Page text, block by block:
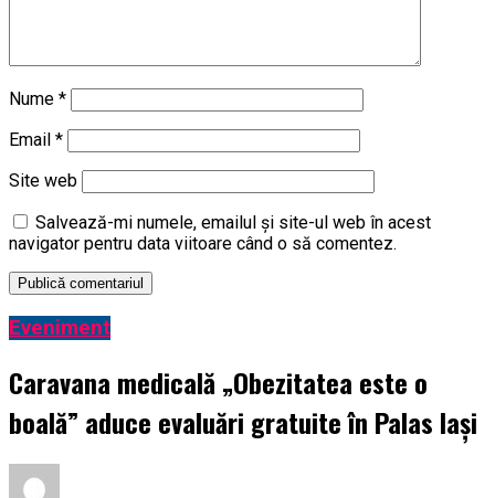
Nume *
Email *
Site web
Salvează-mi numele, emailul și site-ul web în acest
navigator pentru data viitoare când o să comentez.
Eveniment
Caravana medicală „Obezitatea este o
boală” aduce evaluări gratuite în Palas Iași